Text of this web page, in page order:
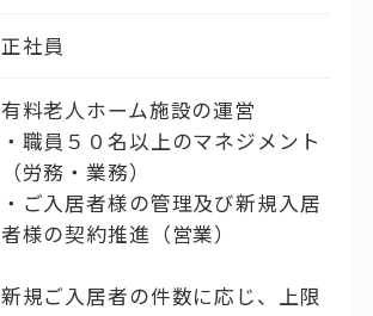
正社員
有料老人ホーム施設の運営
・職員５０名以上のマネジメント
（労務・業務）
・ご入居者様の管理及び新規入居
者様の契約推進（営業）
新規ご入居者の件数に応じ、上限